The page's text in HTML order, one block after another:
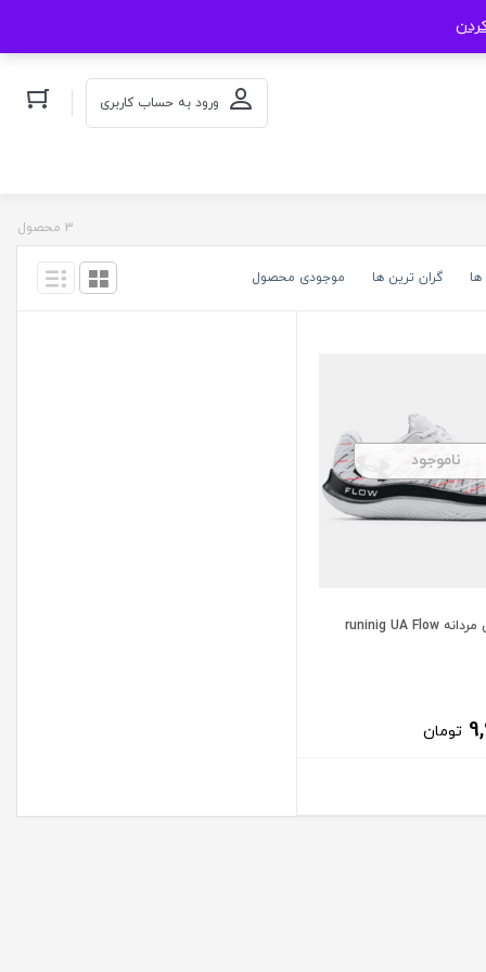
ورود به حساب کاربری
3 محصول
ها گران ترین ها موجودی محصول
ناموجود
کفش ورزشی مردانه runinig UA Flow
تومان